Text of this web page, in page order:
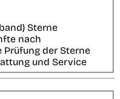
Sterne
nach
Prüfung der Sterne
und Service